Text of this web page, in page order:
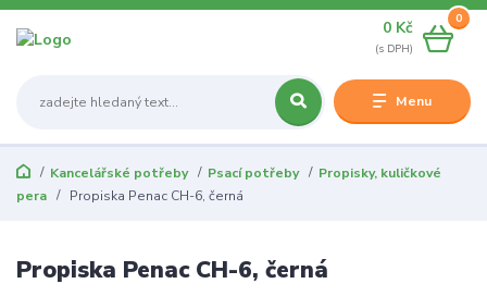
Menu
0
0 Kč
Kancelářské potřeby Psací potřeby
Propisky, kuličkové
pera
Propiska Penac CH-6, černá
Propiska Penac CH-6, černá